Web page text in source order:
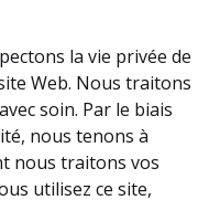
la vie privée de
Web. Nous traitons
soin. Par le biais
nous tenons à
nous traitons vos
utilisez ce site,